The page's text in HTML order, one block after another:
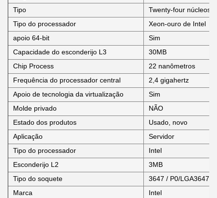
Tipo
Twenty-four núcleos
Tipo do processador
Xeon-ouro de Intel
apoio 64-bit
Sim
Capacidade do esconderijo L3
30MB
Chip Process
22 nanômetros
Frequência do processador central
2,4 gigahertz
Apoio de tecnologia da virtualização
Sim
Molde privado
NÃO
Estado dos produtos
Usado, novo
Aplicação
Servidor
Tipo do processador
Intel
Esconderijo L2
3MB
Tipo do soquete
3647 / P0/LGA3647-0
Marca
Intel